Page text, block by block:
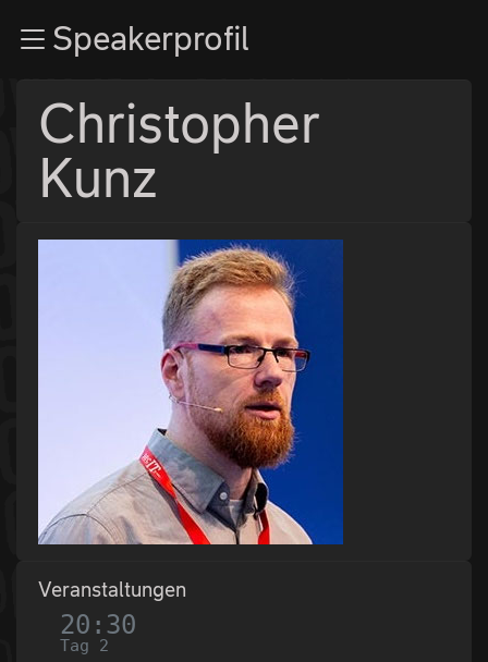
Zum InhaltSpeakerprofil
Christopher
Kunz
Veranstaltungen
20:30
Tag 2